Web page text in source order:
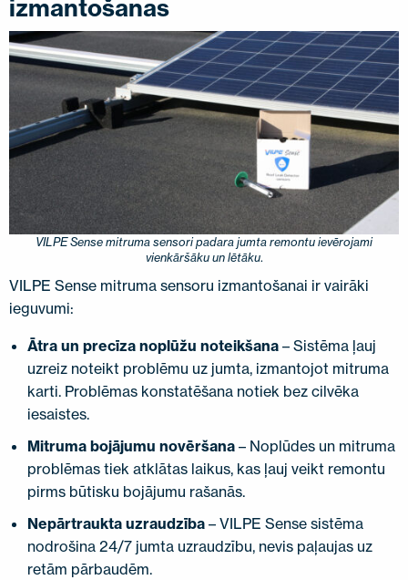
izmantošanas
VILPE Sense mitruma sensori padara jumta remontu ievērojami
vienkāršāku un lētāku.
VILPE Sense mitruma sensoru izmantošanai ir vairāki
ieguvumi:
Ātra un precīza noplūžu noteikšana – Sistēma ļauj
uzreiz noteikt problēmu uz jumta, izmantojot mitruma
karti. Problēmas konstatēšana notiek bez cilvēka
iesaistes.
Mitruma bojājumu novēršana – Noplūdes un mitruma
problēmas tiek atklātas laikus, kas ļauj veikt remontu
pirms būtisku bojājumu rašanās.
Nepārtraukta uzraudzība – VILPE Sense sistēma
nodrošina 24/7 jumta uzraudzību, nevis paļaujas uz
retām pārbaudēm.